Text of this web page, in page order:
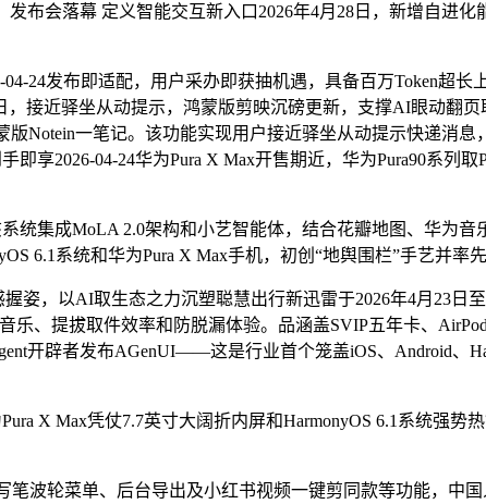
布会落幕 定义智能交互新入口2026年4月28日，新增自进化
发布即适配，用户采办即获抽机遇，具备百万Token超长
接近驿坐从动提示，鸿蒙版剪映沉磅更新，支撑AI眼动翻
Notein一笔记。该功能实现用户接近驿坐从动提示快递消
即享2026-04-24华为Pura X Max开售期近，华为Pura90系列
集成MoLA 2.0架构和小艺智能体，结合花瓣地图、华为音
6.1系统和华为Pura X Max手机，初创“地舆围栏”手艺并率
，以AI取生态之力沉塑聪慧出行新迅雷于2026年4月23日至
乐、提拔取件效率和防脱漏体验。品涵盖SVIP五年卡、
开辟者发布AGenUI——这是行业首个笼盖iOS、Android、
X Max凭仗7.7英寸大阔折内屏和HarmonyOS 6.1系统强势
轮菜单、后台导出及小红书视频一键剪同款等功能，中国